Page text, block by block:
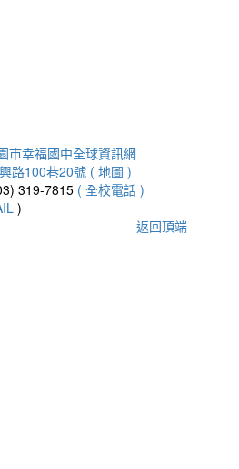
市幸福國中全球資訊網
路100巷20號 ( 地圖 )
319-7815 ( 全校電話 )
)
返回頂端